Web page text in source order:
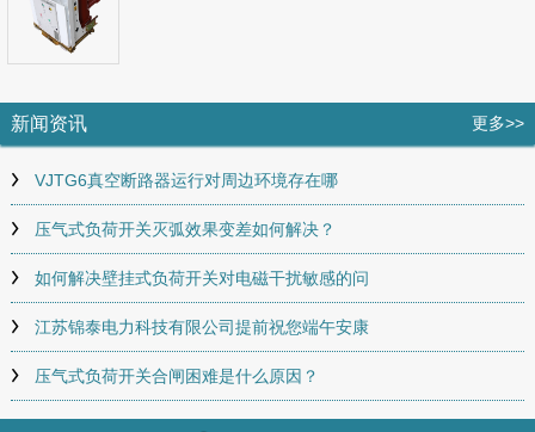
新闻资讯 更多>>
VJTG6真空断路器运行对周边环境存在哪
压气式负荷开关灭弧效果变差如何解决？
如何解决壁挂式负荷开关对电磁干扰敏感的问
江苏锦泰电力科技有限公司提前祝您端午安康
压气式负荷开关合闸困难是什么原因？